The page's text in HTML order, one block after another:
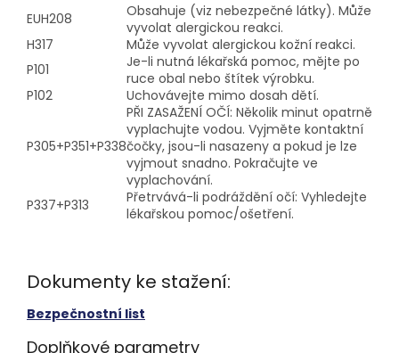
EUH208
Obsahuje (viz nebezpečné látky). Může
vyvolat alergickou reakci.
H317
Může vyvolat alergickou kožní reakci.
P101
Je-li nutná lékařská pomoc, mějte po
ruce obal nebo štítek výrobku.
P102
Uchovávejte mimo dosah dětí.
P305+P351+P338
PŘI ZASAŽENÍ OČÍ: Několik minut opatrně
vyplachujte vodou. Vyjměte kontaktní
čočky, jsou-li nasazeny a pokud je lze
vyjmout snadno. Pokračujte ve
vyplachování.
P337+P313
Přetrvává-li podráždění očí: Vyhledejte
lékařskou pomoc/ošetření.
Dokumenty ke stažení:
Bezpečnostní list
Doplňkové parametry